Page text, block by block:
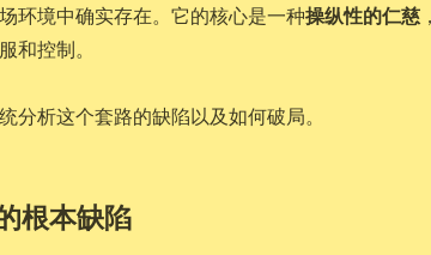
环境中确实存在。它的核心是一种操纵性的仁慈
和控制。
分析这个套路的缺陷以及如何破局。
根本缺陷